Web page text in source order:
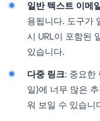
일반 텍스트 이메
용됩니다. 도구가
시 URL이 포함된
있습니다.
다중 링크: 중요한
일)에 너무 많은
워 보일 수 있습니